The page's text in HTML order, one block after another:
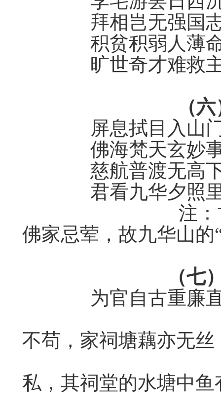
拜相岂无强国
积贫积弱人薄
旷世奇才难救
（
屏息拭目 入山
佛海梵天玄妙
慈航普渡无高
君看九华夕照
注
佛家忌荤，故九华山的
（七
为官自古重廉
不苟，家祠塘藕亦无丝
私，其祠堂的水塘中